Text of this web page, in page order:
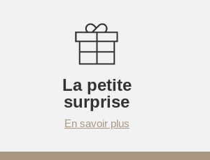
La petite
surprise
En savoir plus